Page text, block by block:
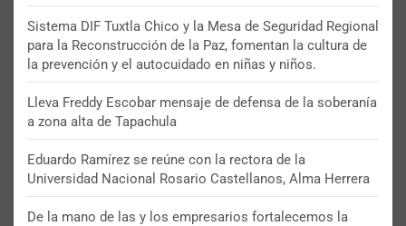
Sistema DIF Tuxtla Chico y la Mesa de Seguridad Regional
para la Reconstrucción de la Paz, fomentan la cultura de
la prevención y el autocuidado en niñas y niños.
Lleva Freddy Escobar mensaje de defensa de la soberanía
a zona alta de Tapachula
Eduardo Ramírez se reúne con la rectora de la
Universidad Nacional Rosario Castellanos, Alma Herrera
De la mano de las y los empresarios fortalecemos la